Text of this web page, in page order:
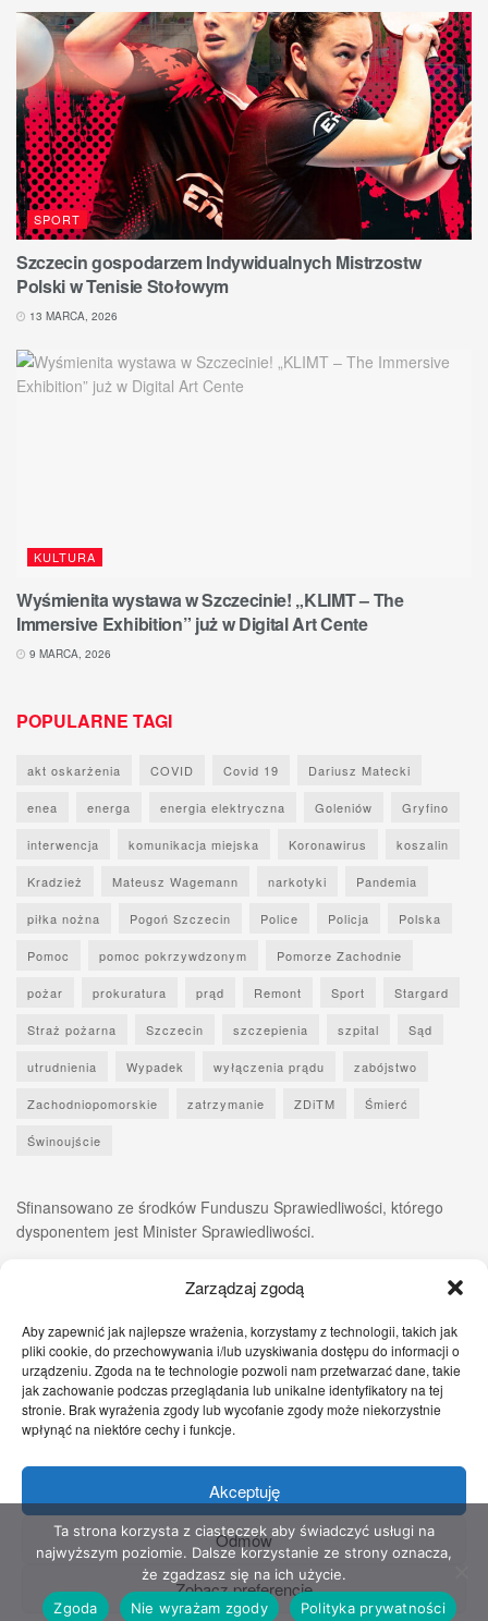
Zarządzaj zgodą
Aby zapewnić jak najlepsze wrażenia, korzystamy z technologii, takich jak
pliki cookie, do przechowywania i/lub uzyskiwania dostępu do informacji o
urządzeniu. Zgoda na te technologie pozwoli nam przetwarzać dane, takie
jak zachowanie podczas przeglądania lub unikalne identyfikatory na tej
stronie. Brak wyrażenia zgody lub wycofanie zgody może niekorzystnie
wpłynąć na niektóre cechy i funkcje.
Akceptuję
Odmów
Zobacz preferencje
SPORT
Szczecin gospodarzem Indywidualnych Mistrzostw
Polski w Tenisie Stołowym
13 MARCA, 2026
KULTURA
Wyśmienita wystawa w Szczecinie! „KLIMT – The
Immersive Exhibition” już w Digital Art Cente
9 MARCA, 2026
POPULARNE TAGI
akt oskarżenia COVID Covid 19 Dariusz Matecki
enea energa energia elektryczna Goleniów Gryfino
interwencja komunikacja miejska Koronawirus koszalin
Kradzież Mateusz Wagemann narkotyki Pandemia
piłka nożna Pogoń Szczecin Police Policja Polska
Pomoc pomoc pokrzywdzonym Pomorze Zachodnie
pożar prokuratura prąd Remont Sport Stargard
Straż pożarna Szczecin szczepienia szpital Sąd
utrudnienia Wypadek wyłączenia prądu zabójstwo
Zachodniopomorskie zatrzymanie ZDiTM Śmierć
Świnoujście
Sfinansowano ze środków Funduszu Sprawiedliwości, którego
dysponentem jest Minister Sprawiedliwości.
Zgłoś nam! Szczecińskie Wiadomości Sport
Zdrowie
Prawo
Pomoc Prawna Kontakt
Copyright © 2022 Stowarzyszenie Przyjaciół Zdrowia - Wszelkie prawa
zastrzeżone
Ta strona korzysta z ciasteczek aby świadczyć usługi na
najwyższym poziomie. Dalsze korzystanie ze strony oznacza,
że zgadzasz się na ich użycie.
Zgoda
Nie wyrażam zgody Polityka prywatności